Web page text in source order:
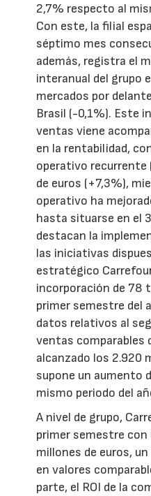
2,7% respecto al
Con este, la filial
séptimo mes
además, registra el
interanual del grupo
mercados por
Brasil (-0,1%). Este
ventas viene
en la rentabilidad,
operativo recurrente
de euros (+7,3%),
operativo ha
hasta situarse en el
destacan la
las iniciativas
estratégico
incorporación de 78
primer semestre del
datos relativos al
ventas comparables
alcanzado los 2.920
supone un aumento
mismo periodo del
A nivel de grupo,
primer semestre
millones de euros,
en valores
parte, el ROI de la